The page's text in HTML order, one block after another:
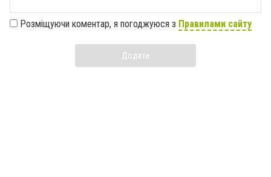
Розміщуючи коментар, я погоджуюся з Правилами сайту
Додати